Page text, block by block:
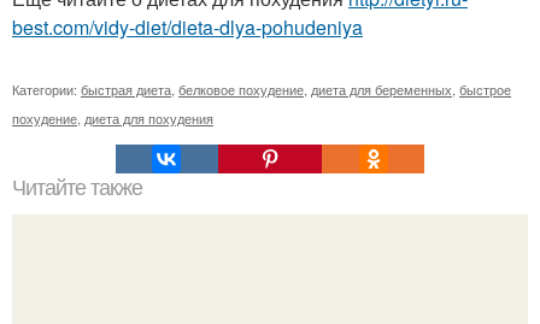
best.com/vidy-diet/dieta-dlya-pohudeniya
Категории: быстрая диета белковое похудение диета для беременных быстрое
похудение диета для похудения
Читайте также